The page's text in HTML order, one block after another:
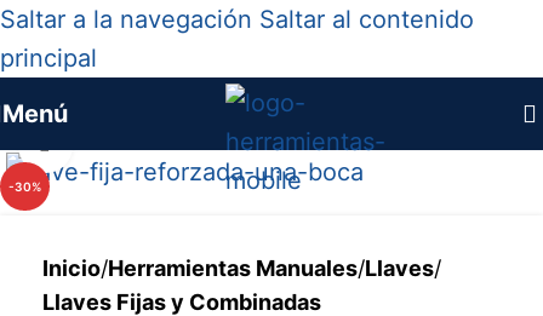
Saltar a la navegación Saltar al contenido
principal
Menú
-30%
Haga clic para ampliar
Inicio/Herramientas Manuales/Llaves/
Llaves Fijas y Combinadas